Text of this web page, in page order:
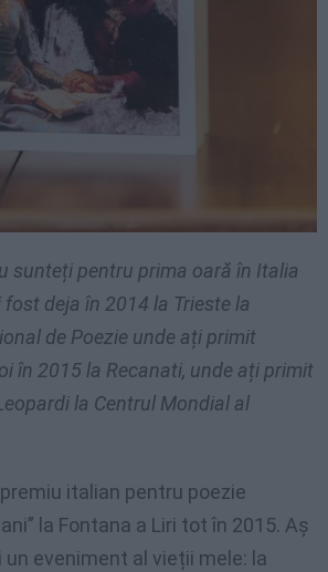
sunteți pentru prima oară în Italia
fost deja în 2014 la Trieste la
de Poezie unde ați primit
în 2015 la Recanati, unde ați primit
la Centrul Mondial al
italian pentru poezie
la Fontana a Liri tot în 2015. Aș
eveniment al vieții mele: la